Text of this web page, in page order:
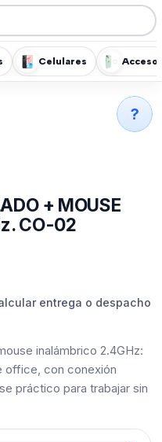
Celulares
+ MOUSE
CO-02
entrega o despacho
inalámbrico 2.4GHz:
office, con conexión
práctico para trabajar sin
?